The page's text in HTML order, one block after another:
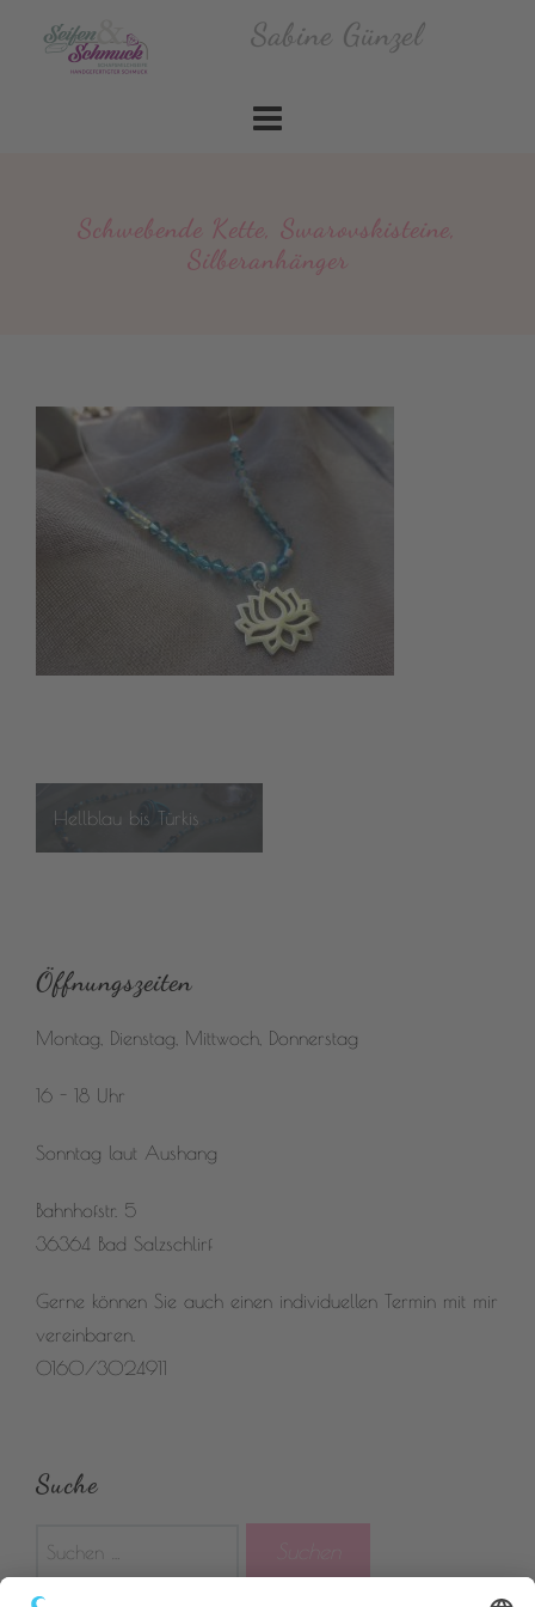
Sabine Günzel
Schwebende Kette, Swarovskisteine,
Silberanhänger
Beitragsnavigation
Hellblau bis Türkis
Öffnungszeiten
Montag, Dienstag, Mittwoch, Donnerstag
16 - 18 Uhr
Sonntag laut Aushang
Bahnhofstr. 5
36364 Bad Salzschlirf
Gerne können Sie auch einen individuellen Termin mit mir
vereinbaren.
0160/3024911
Suche
nach: